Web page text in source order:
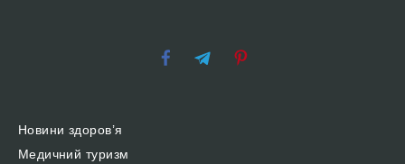
Новини здоров’я
Медичний туризм